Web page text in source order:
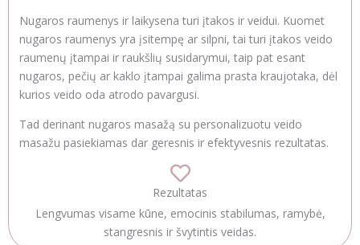
Nugaros raumenys ir laikysena turi įtakos ir veidui. Kuomet
nugaros raumenys yra įsitempę ar silpni, tai turi įtakos veido
raumenų įtampai ir raukšlių susidarymui, taip pat esant
nugaros, pečių ar kaklo įtampai galima prasta kraujotaka, dėl
kurios veido oda atrodo pavargusi.
Tad derinant nugaros masažą su personalizuotu veido
masažu pasiekiamas dar geresnis ir efektyvesnis rezultatas.
Rezultatas
Lengvumas visame kūne, emocinis stabilumas, ramybė,
stangresnis ir švytintis veidas.